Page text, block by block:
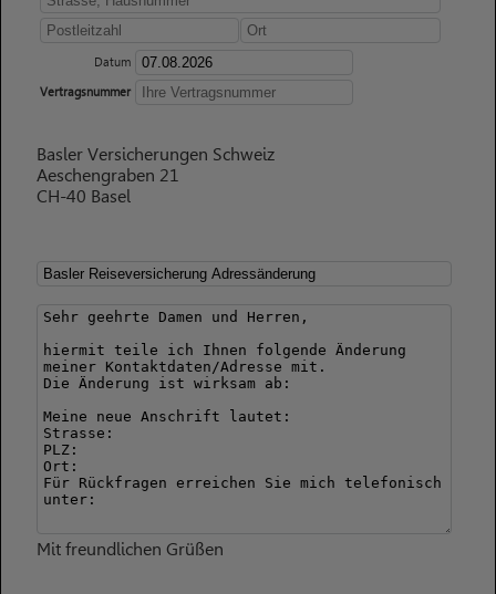
Datum
Vertragsnummer
Basler Versicherungen Schweiz
Aeschengraben 21
CH-40 Basel
Mit freundlichen Grüßen